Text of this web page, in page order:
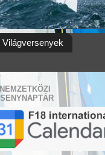
Világversenyek